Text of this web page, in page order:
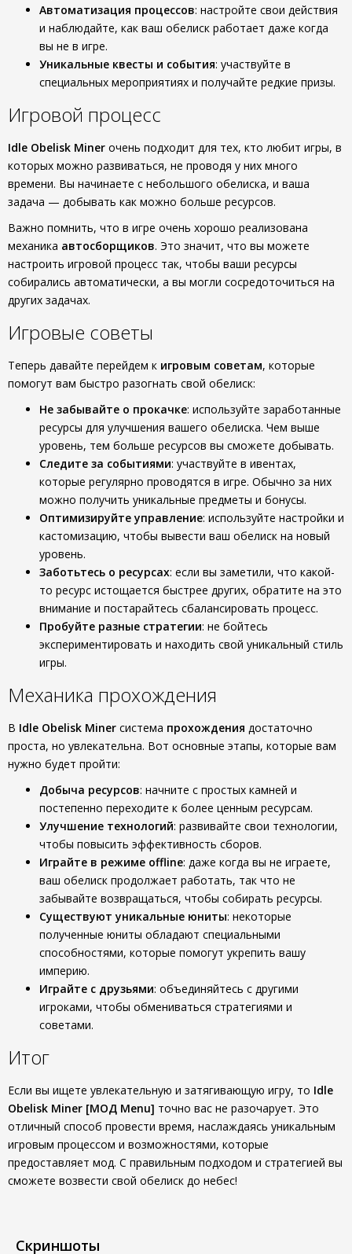
Автоматизация процессов: настройте свои действия
и наблюдайте, как ваш обелиск работает даже когда
вы не в игре.
Уникальные квесты и события: участвуйте в
специальных мероприятиях и получайте редкие призы.
Игровой процесс
Idle Obelisk Miner очень подходит для тех, кто любит игры, в
которых можно развиваться, не проводя у них много
времени. Вы начинаете с небольшого обелиска, и ваша
задача — добывать как можно больше ресурсов.
Важно помнить, что в игре очень хорошо реализована
механика автосборщиков. Это значит, что вы можете
настроить игровой процесс так, чтобы ваши ресурсы
собирались автоматически, а вы могли сосредоточиться на
других задачах.
Игровые советы
Теперь давайте перейдем к игровым советам, которые
помогут вам быстро разогнать свой обелиск:
Не забывайте о прокачке: используйте заработанные
ресурсы для улучшения вашего обелиска. Чем выше
уровень, тем больше ресурсов вы сможете добывать.
Следите за событиями: участвуйте в ивентах,
которые регулярно проводятся в игре. Обычно за них
можно получить уникальные предметы и бонусы.
Оптимизируйте управление: используйте настройки и
кастомизацию, чтобы вывести ваш обелиск на новый
уровень.
Заботьтесь о ресурсах: если вы заметили, что какой-
то ресурс истощается быстрее других, обратите на это
внимание и постарайтесь сбалансировать процесс.
Пробуйте разные стратегии: не бойтесь
экспериментировать и находить свой уникальный стиль
игры.
Механика прохождения
В Idle Obelisk Miner система прохождения достаточно
проста, но увлекательна. Вот основные этапы, которые вам
нужно будет пройти:
Добыча ресурсов: начните с простых камней и
постепенно переходите к более ценным ресурсам.
Улучшение технологий: развивайте свои технологии,
чтобы повысить эффективность сборов.
Играйте в режиме offline: даже когда вы не играете,
ваш обелиск продолжает работать, так что не
забывайте возвращаться, чтобы собирать ресурсы.
Существуют уникальные юниты: некоторые
полученные юниты обладают специальными
способностями, которые помогут укрепить вашу
империю.
Играйте с друзьями: объединяйтесь с другими
игроками, чтобы обмениваться стратегиями и
советами.
Итог
Если вы ищете увлекательную и затягивающую игру, то Idle
Obelisk Miner [МОД Menu] точно вас не разочарует. Это
отличный способ провести время, наслаждаясь уникальным
игровым процессом и возможностями, которые
предоставляет мод. С правильным подходом и стратегией вы
сможете возвести свой обелиск до небес!
Скриншоты